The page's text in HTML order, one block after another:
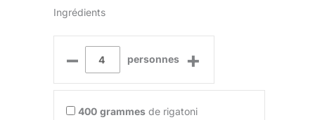
Ingrédients
– personnes +
400 grammes de rigatoni